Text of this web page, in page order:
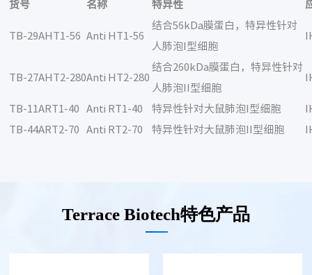
货号
名称 特异性
TB-29AHT1-56 Anti HT1-56
结合56kDa膜蛋白，特异性针对
人肺泡I型细胞
TB-27AHT2-280Anti HT2-280
结合260kDa膜蛋白，特异性针对
人肺泡II型细胞
TB-11ART1-40 Anti RT1-40 特异性针对大鼠肺泡I型细胞
TB-44ART2-70
Anti RT2-70 特异性针对大鼠肺泡II型细胞
Terrace Biotech特色产品